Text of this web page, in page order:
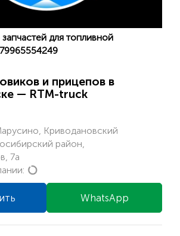
для топливной
и прицепов в
— RTM-truck
Криводановский
район,
7а
WhatsApp